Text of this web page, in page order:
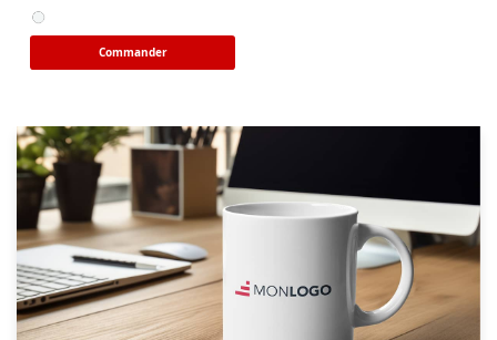
Commander